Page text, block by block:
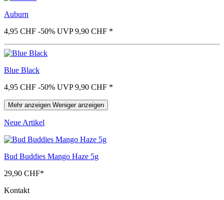
Auburn
4,95 CHF -50% UVP 9,90 CHF *
Blue Black
4,95 CHF -50% UVP 9,90 CHF *
Mehr anzeigen Weniger anzeigen
Neue Artikel
Bud Buddies Mango Haze 5g
29,90 CHF*
Kontakt